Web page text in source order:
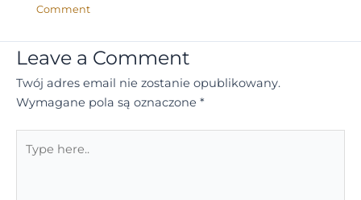
Comment
Leave a Comment
Twój adres email nie zostanie opublikowany.
Wymagane pola są oznaczone *
here..